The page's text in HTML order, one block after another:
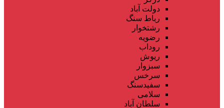
دولت آباد
رباط سنگ
رشتخوار
رضویه
روداب
ریوش
سبزوار
سرخس
سفیدسنگ
سلامی
سلطان آباد